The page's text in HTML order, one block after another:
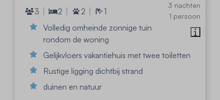
3 nachten
1 persoon
3
2 2
1
Volledig omheinde zonnige tuin
rondom de woning
Gelijkvloers vakantiehuis met twee toiletten
Rustige ligging dichtbij strand
duinen en natuur